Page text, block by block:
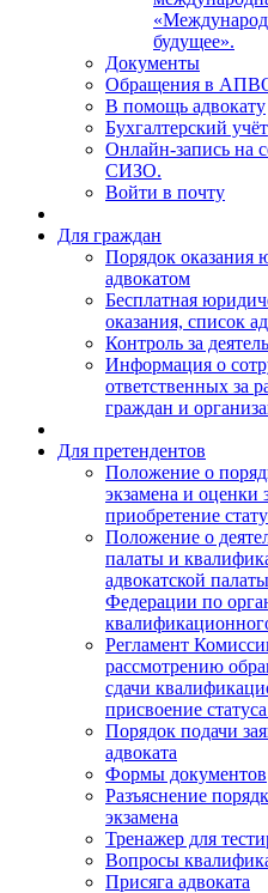
будущее».
Документы
Обращения в
В помощь адвокату
Бухгалтерский учёт
Онлайн-запись
СИЗО.
Войти в почту
Для граждан
Порядок оказания
адвокатом
Бесплатная
оказания, список
Контроль за
Информация о
ответственных за
граждан и
Для претендентов
Положение о
экзамена и
приобретение
Положение о
палаты и
адвокатской
Федерации по
Регламент
рассмотрению
сдачи
присвоение
Порядок подачи
адвоката
Формы документов
Разъяснение
экзамена
Тренажер для
Вопросы
Присяга адвоката